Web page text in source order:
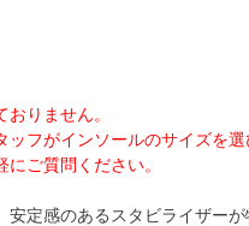
りません。
フがインソールのサイズを選
ご質問ください。
定感のあるスタビライザー